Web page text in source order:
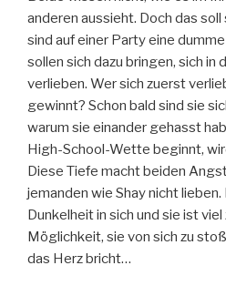
anderen aussieht. Doch das soll
sind auf einer Party eine
sollen sich dazu bringen, sich in
verlieben. Wer sich zuerst
gewinnt? Schon bald sind sie
warum sie einander gehasst
High-School-Wette beginnt,
Diese Tiefe macht beiden
jemanden wie Shay nicht
Dunkelheit in sich und sie ist
Möglichkeit, sie von sich zu
das Herz bricht…